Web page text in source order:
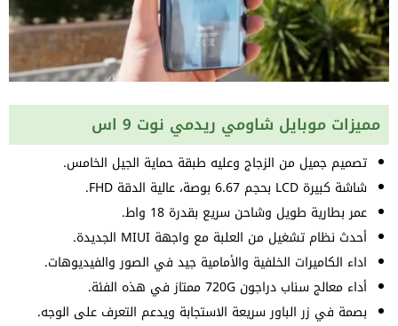
مميزات موبايل شاومي ريدمي نوت 9 اس
تصميم جميل من الزجاج وعليه طبقة حماية الجيل الخامس.
شاشة كبيرة LCD بحجم 6.67 بوصة، عالية الدقة FHD.
عمر بطارية طويل وشاحن سريع بقدرة 18 واط.
أحدث نظام تشغيل من العلبة مع واجهة MIUI الجديدة.
اداء الكاميرات الخلفية والأمامية جيد في الصور والفيديوهات.
أداء معالج سناب دراجون 720G ممتاز في هذه الفئة.
بصمة في زر الباور سريعة الاستجابة ويدعم التعرف على الوجه.